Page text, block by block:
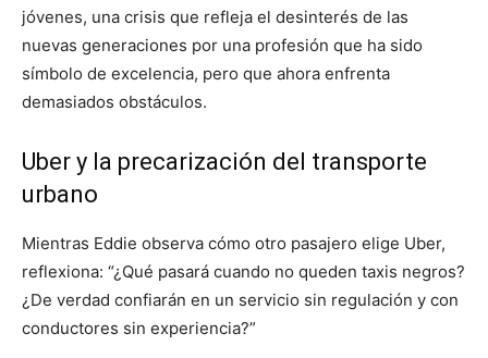
jóvenes, una crisis que refleja el desinterés de las
nuevas generaciones por una profesión que ha sido
símbolo de excelencia, pero que ahora enfrenta
demasiados obstáculos.
Uber y la precarización del transporte
urbano
Mientras Eddie observa cómo otro pasajero elige Uber,
reflexiona: “¿Qué pasará cuando no queden taxis negros?
¿De verdad confiarán en un servicio sin regulación y con
conductores sin experiencia?”